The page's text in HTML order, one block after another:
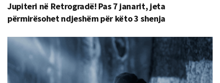
Jupiteri në Retrogradë! Pas 7 janarit, jeta
përmirësohet ndjeshëm për këto 3 shenja